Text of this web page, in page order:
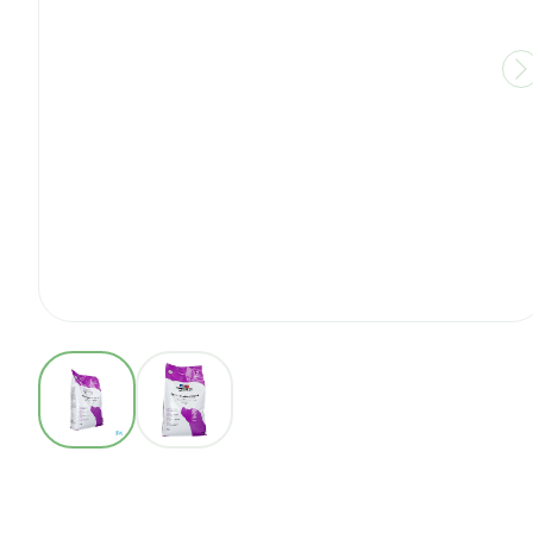
View larger imageView larger image